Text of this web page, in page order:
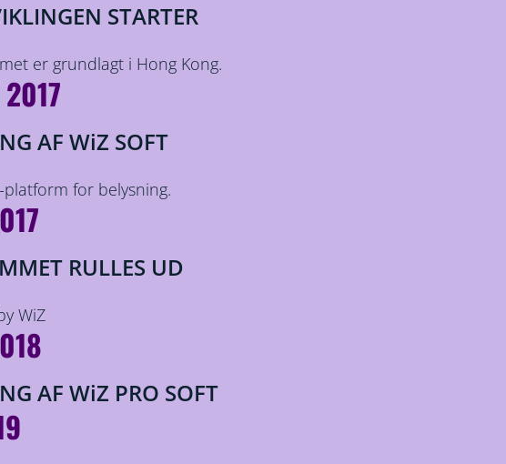
STARTER
er grundlagt i Hong Kong.
AF WiZ SOFT
platform for belysning.
RULLES UD
WiZ
AF WiZ PRO SOFT